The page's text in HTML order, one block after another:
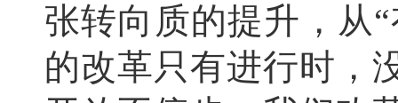
张转向质的提升，从
的改革只有进行时，